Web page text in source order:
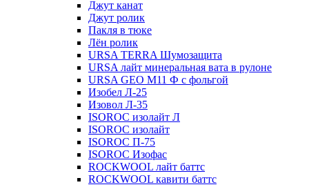
Джут канат
Джут ролик
Пакля в тюке
Лён ролик
URSA TERRA Шумозащита
URSA лайт минеральная вата в рулоне
URSA GEO M11 Ф с фольгой
Изобел Л-25
Изовол Л-35
ISOROC изолайт Л
ISOROC изолайт
ISOROC П-75
ISOROC Изофас
ROCKWOOL лайт баттс
ROCKWOOL кавити баттс